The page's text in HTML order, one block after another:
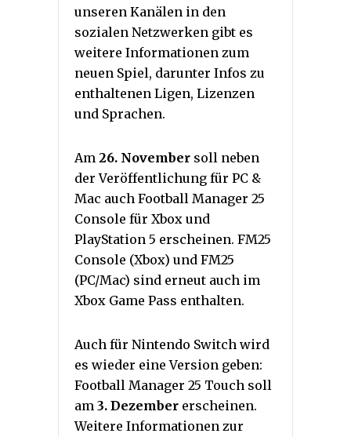
unseren Kanälen in den
sozialen Netzwerken gibt es
weitere Informationen zum
neuen Spiel, darunter Infos zu
enthaltenen Ligen, Lizenzen
und Sprachen.
Am 26. November soll neben
der Veröffentlichung für PC &
Mac auch Football Manager 25
Console für Xbox und
PlayStation 5 erscheinen. FM25
Console (Xbox) und FM25
(PC/Mac) sind erneut auch im
Xbox Game Pass enthalten.
Auch für Nintendo Switch wird
es wieder eine Version geben:
Football Manager 25 Touch soll
am 3. Dezember erscheinen.
Weitere Informationen zur